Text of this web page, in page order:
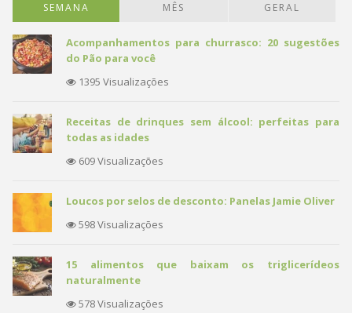
SEMANA MÊS GERAL
Acompanhamentos para churrasco: 20 sugestões
do Pão para você
1395 Visualizações
Receitas de drinques sem álcool: perfeitas para
todas as idades
609 Visualizações
Loucos por selos de desconto: Panelas Jamie Oliver
598 Visualizações
15 alimentos que baixam os triglicerídeos
naturalmente
578 Visualizações